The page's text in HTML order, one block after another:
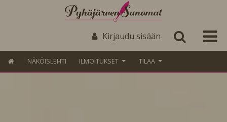
Kirjaudu sisään
NÄKÖISLEHTI ILMOITUKSET TILAA